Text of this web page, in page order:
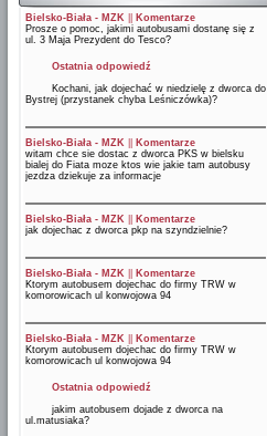
Bielsko-Biała - MZK
Komentarze
Prosze o pomoc, jakimi autobusami dostanę się z
ul. 3 Maja Prezydent do Tesco?
Ostatnia odpowiedź
Kochani, jak dojechać w niedzielę z dworca do
Bystrej (przystanek chyba Leśniczówka)?
Bielsko-Biała - MZK
Komentarze
witam chce sie dostac z dworca PKS w bielsku
bialej do Fiata moze ktos wie jakie tam autobusy
jezdza dziekuje za informacje
Bielsko-Biała - MZK
Komentarze
jak dojechac z dworca pkp na szyndzielnie?
Bielsko-Biała - MZK
Komentarze
Ktorym autobusem dojechac do firmy TRW w
komorowicach ul konwojowa 94
Bielsko-Biała - MZK
Komentarze
Ktorym autobusem dojechac do firmy TRW w
komorowicach ul konwojowa 94
Ostatnia odpowiedź
jakim autobusem dojade z dworca na
ul.matusiaka?